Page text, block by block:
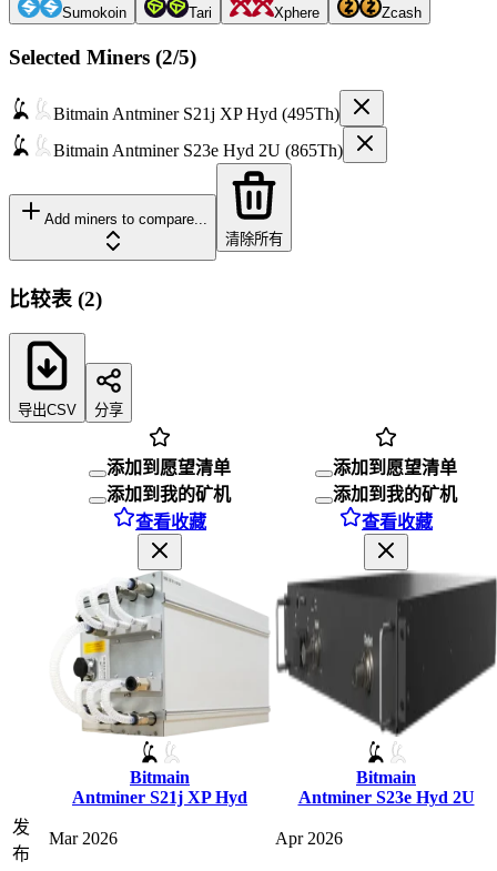
Sumokoin
Tari Xphere Zcash
Selected Miners (2/5)
Bitmain Antminer S21j XP Hyd (495Th)
Bitmain Antminer S23e Hyd 2U (865Th)
Add miners to compare...
清除所有
比较表 (2)
导出CSV 分享
添加到愿望清单
添加到我的矿机
查看收藏
Bitmain
Antminer S21j XP Hyd
添加到愿望清单
添加到我的矿机
查看收藏
Bitmain
Antminer S23e Hyd 2U
发
布
Mar 2026 Apr 2026